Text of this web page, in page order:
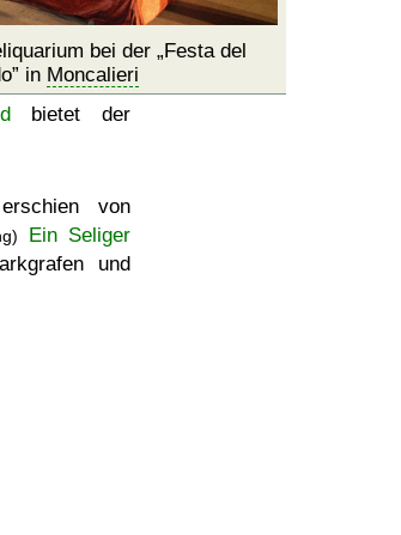
bei der
Festa del
in Moncalieri
bietet der
von
Ein Seliger
und